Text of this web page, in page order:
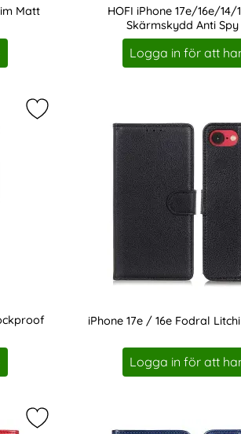
Matt
HOFI iPhone 17e/16e/14/
Skärmskydd Anti
Art. nr 233592
Logga in för att
Hybrid Svart/Orange som
Markera iPhone 17e / 16e Skal
iPhone 17e / 16e Fodral
Art. nr 237472
Logga in för att
Röd som favorit
Markera iPhone 17e / 16e Fodral